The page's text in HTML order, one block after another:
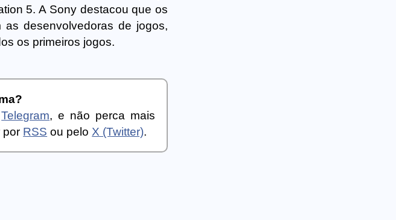
5. A Sony destacou que os
desenvolvedoras de jogos,
os primeiros jogos.
Telegram, e não perca mais
por RSS ou pelo X (Twitter).